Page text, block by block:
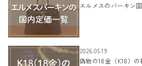
エルメスのバーキン
2026.05.19
偽物の18金（K18）